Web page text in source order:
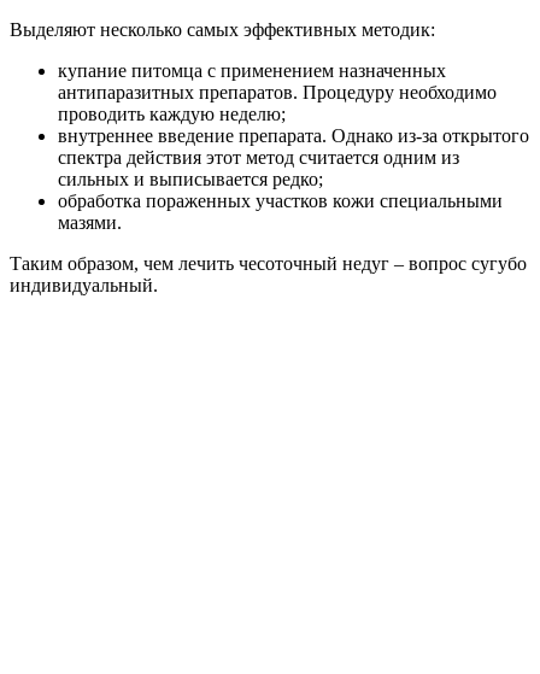
Выделяют несколько самых эффективных методик:
купание питомца с применением назначенных
антипаразитных препаратов. Процедуру необходимо
проводить каждую неделю;
внутреннее введение препарата. Однако из-за открытого
спектра действия этот метод считается одним из
сильных и выписывается редко;
обработка пораженных участков кожи специальными
мазями.
Таким образом, чем лечить чесоточный недуг – вопрос сугубо
индивидуальный.